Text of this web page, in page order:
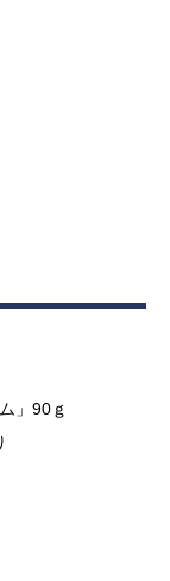
」90ｇ